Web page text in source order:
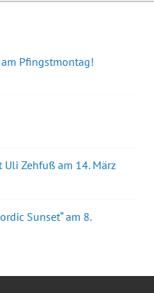
Pfingstmontag!
Zehfuß am 14. März
Sunset“ am 8.